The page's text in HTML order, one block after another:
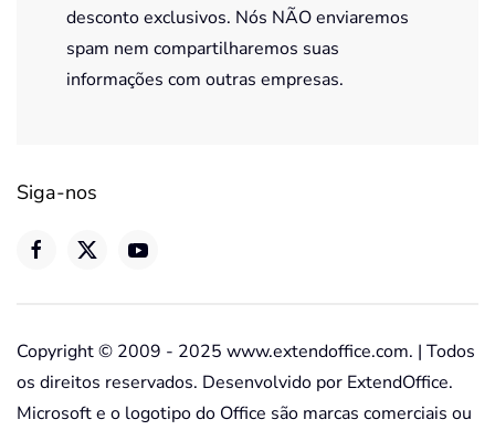
desconto exclusivos. Nós NÃO enviaremos
spam nem compartilharemos suas
informações com outras empresas.
Siga-nos
Copyright © 2009 - 2025 www.extendoffice.com. | Todos
os direitos reservados. Desenvolvido por ExtendOffice.
Microsoft e o logotipo do Office são marcas comerciais ou